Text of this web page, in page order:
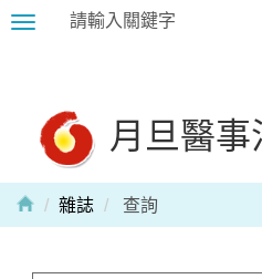
Toggle
月旦醫事
雜誌 查詢